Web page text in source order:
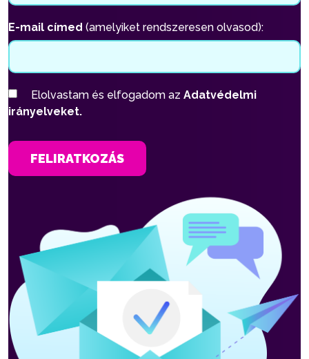
E-mail címed (amelyiket rendszeresen olvasod):
Elolvastam és elfogadom az Adatvédelmi
irányelveket.
FELIRATKOZÁS